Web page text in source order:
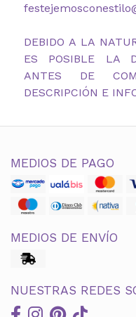
DEBIDO A LA
ES POSIBLE LA
ANTES DE
DESCRIPCIÓN E
MEDIOS DE PAGO
MEDIOS DE ENVÍO
NUESTRAS REDES